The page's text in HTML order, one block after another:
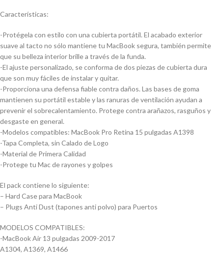
Características:
-Protégela con estilo con una cubierta portátil. El acabado exterior
suave al tacto no sólo mantiene tu MacBook segura, también permite
que su belleza interior brille a través de la funda.
-El ajuste personalizado, se conforma de dos piezas de cubierta dura
que son muy fáciles de instalar y quitar.
-Proporciona una defensa fiable contra daños. Las bases de goma
mantienen su portátil estable y las ranuras de ventilación ayudan a
prevenir el sobrecalentamiento. Protege contra arañazos, rasguños y
desgaste en general.
-Modelos compatibles: MacBook Pro Retina 15 pulgadas A1398
-Tapa Completa, sin Calado de Logo
-Material de Primera Calidad
-Protege tu Mac de rayones y golpes
El pack contiene lo siguiente:
– Hard Case para MacBook
– Plugs Anti Dust (tapones anti polvo) para Puertos
MODELOS COMPATIBLES:
-MacBook Air 13 pulgadas 2009-2017
A1304, A1369, A1466